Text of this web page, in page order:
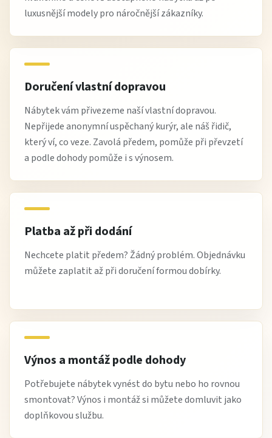
luxusnější modely pro náročnější zákazníky.
Doručení vlastní dopravou
Nábytek vám přivezeme naší vlastní dopravou.
Nepřijede anonymní uspěchaný kurýr, ale náš řidič,
který ví, co veze. Zavolá předem, pomůže při převzetí
a podle dohody pomůže i s výnosem.
Platba až při dodání
Nechcete platit předem? Žádný problém. Objednávku
můžete zaplatit až při doručení formou dobírky.
Výnos a montáž podle dohody
Potřebujete nábytek vynést do bytu nebo ho rovnou
smontovat? Výnos i montáž si můžete domluvit jako
doplňkovou službu.